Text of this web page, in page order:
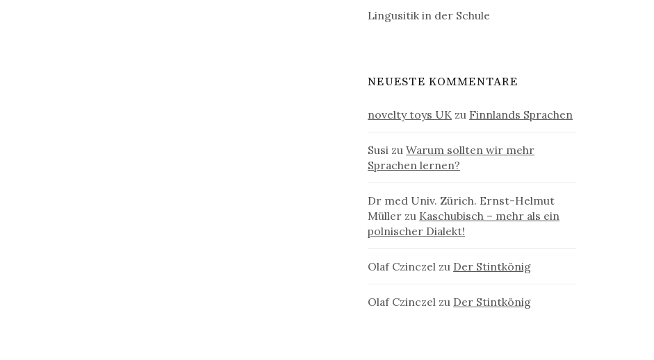
Lingusitik in der Schule
NEUESTE KOMMENTARE
novelty toys UK zu Finnlands Sprachen
Susi zuWarum sollten wir mehr
Sprachen lernen?
Dr med Univ. Zürich. Ernst-Helmut
Müller zu Kaschubisch – mehr als ein
polnischer Dialekt!
Olaf Czinczel zu Der Stintkönig
Olaf Czinczel zu Der Stintkönig